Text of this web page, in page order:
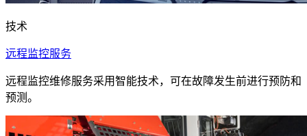
技术
远程监控服务
远程监控维修服务采用智能技术，可在故障发生前进行预防和
预测。